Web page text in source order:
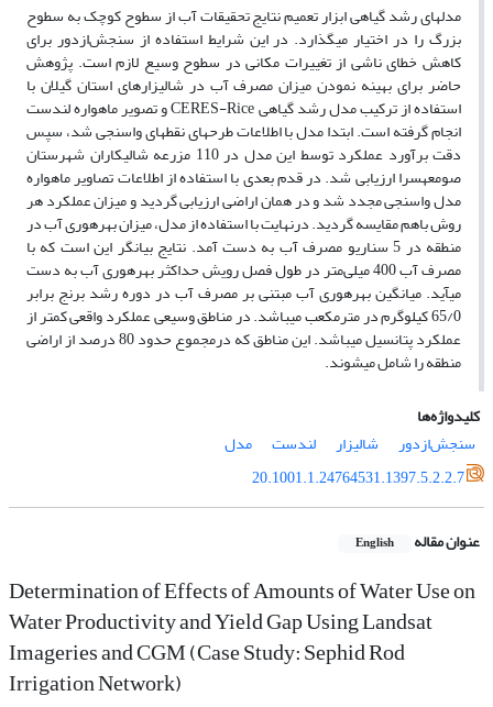
مدل­های رشد گیاهی ابزار تعمیم نتایج تحقیقات آب از سطوح کوچک به سطوح
بزرگ را در اختیار می­گذارد. در این شرایط استفاده از سنجش‌ازدور برای
کاهش خطای ناشی از تغییرات مکانی ­در سطوح وسیع لازم است. پژوهش
حاضر برای بهینه نمودن میزان مصرف آب در شالیزارهای استان گیلان با
استفاده از ترکیب مدل­ رشد گیاهی CERES-Rice و تصویر ماهواره لندست
انجام گرفته است. ابتدا مدل با اطلاعات طرح­های نقطه­ای واسنجی شد، سپس
دقت برآورد عملکرد توسط این مدل در 110 مزرعه شالیکاران شهرستان
صومعه­سرا ارزیابی شد. در قدم بعدی با استفاده از اطلاعات تصاویر ماهواره
مدل واسنجی مجدد شد و در همان اراضی ارزیابی گردید و میزان عملکرد هر
روش باهم مقایسه گردید. درنهایت با استفاده از مدل، میزان بهره­وری آب در
منطقه در 5 سناریو مصرف آب به دست آمد. نتایج بیانگر این است که با
مصرف آب 400 میلی‌متر در طول فصل رویش حداکثر بهره­وری آب به دست
می­آید. میانگین بهره­وری آب مبتنی بر مصرف آب در دوره رشد برنج برابر
65/0 کیلوگرم در مترمکعب می­باشد. در مناطق وسیعی عملکرد واقعی کمتر از
عملکرد پتانسیل می­باشد. این مناطق که درمجموع حدود 80 درصد از اراضی
منطقه را شامل می­شوند.
کلیدواژه‌ها
سنجش‌ازدور
شالیزار لندست
مدل
20.1001.1.24764531.1397.5.2.2.7
عنوان مقاله English
Determination of Effects of Amounts of Water Use on
Water Productivity and Yield Gap Using Landsat
Imageries and CGM (Case Study: Sephid Rod
Irrigation Network)